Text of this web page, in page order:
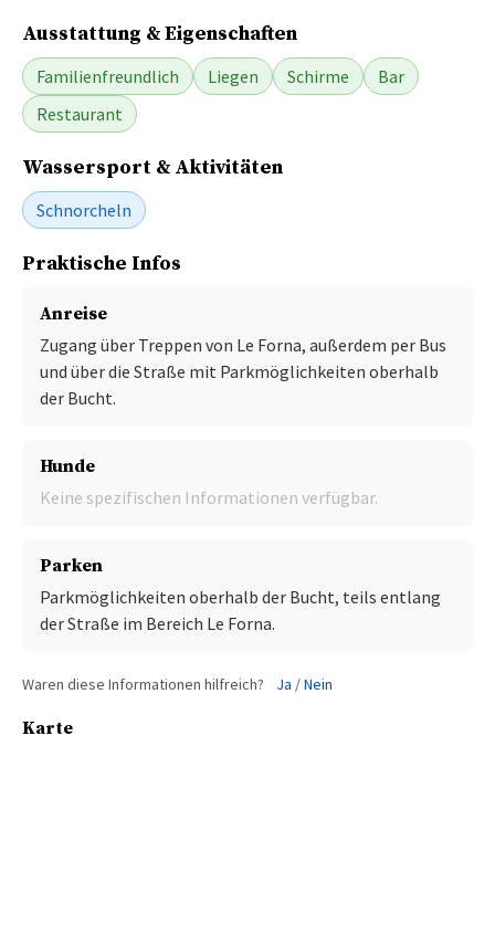
Ausstattung & Eigenschaften
Familienfreundlich Liegen Schirme
Bar
Restaurant
Wassersport & Aktivitäten
Schnorcheln
Praktische Infos
Anreise
Zugang über Treppen von Le Forna, außerdem per Bus
und über die Straße mit Parkmöglichkeiten oberhalb
der Bucht.
Hunde
Keine spezifischen Informationen verfügbar.
Parken
Parkmöglichkeiten oberhalb der Bucht, teils entlang
der Straße im Bereich Le Forna.
Waren diese Informationen hilfreich? Ja /Nein
Karte